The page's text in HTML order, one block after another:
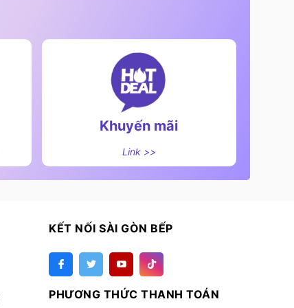
Khuyến mãi
Link >>
KẾT NỐI SÀI GÒN BẾP
PHƯƠNG THỨC THANH TOÁN